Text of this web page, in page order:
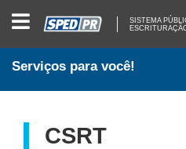
PÚBLICO
DE
ESCRITURAÇÃO
SISTEMA
Serviços para você!
CSRT